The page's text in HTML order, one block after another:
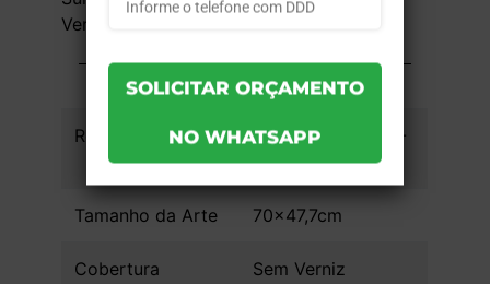
Verniz - 1 unid
INFORMAÇÕES DO PRODUTO
Referência
a2ef95bdf903c6 -
1un
Tamanho da Arte 70x47,7cm
Cobertura Sem Verniz